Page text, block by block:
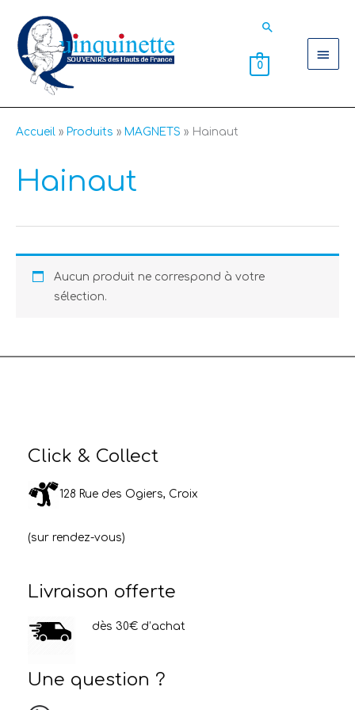
contenu
Rechercher
0
Accueil Produits MAGNETS Hainaut
Hainaut
Aucun produit ne correspond à votre
sélection.
Click & Collect
128 Rue des Ogiers, Croix
(sur rendez-vous)
Livraison offerte
dès 30€ d’achat
Une question ?